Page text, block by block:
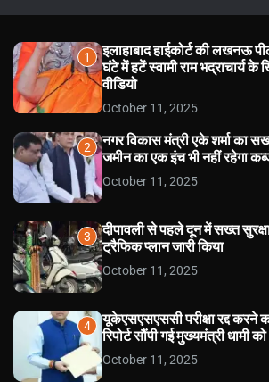
1
इलाहाबाद हाईकोर्ट की लखनऊ
घंटे में हटें स्वामी राम भद्राचार्य
वीडियो
October 11, 2025
2
नगर विकास मंत्री एके शर्मा का
जमीन का एक इंच भी नहीं रहेगा
October 11, 2025
3
दीपावली से पहले दून में सख्त
ट्रैफिक प्लान जारी किया
October 11, 2025
4
यूकेएसएसएससी परीक्षा रद्द करने
रिपोर्ट सौंपी गई मुख्यमंत्री धामी को
October 11, 2025